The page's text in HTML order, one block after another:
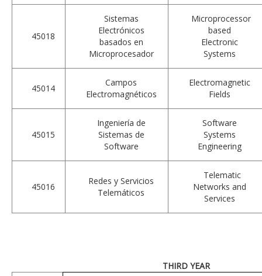
45018
Sistemas
Electrónicos
basados en
Microprocesador
Microprocessor
based
Electronic
Systems
45014
Campos
Electromagnéticos
Electromagnetic
Fields
45015
Ingeniería de
Sistemas de
Software
Software
Systems
Engineering
45016
Redes y Servicios
Telemáticos
Telematic
Networks and
Services
THIRD YEAR